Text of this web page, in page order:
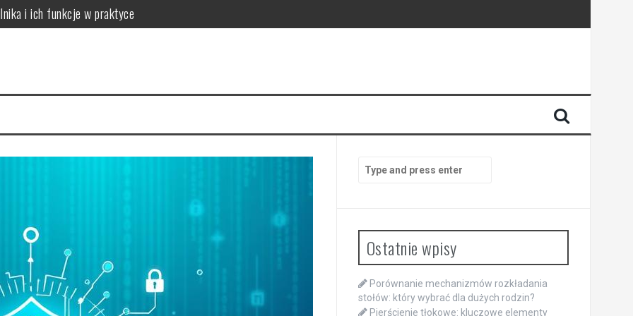
i ich funkcje w praktyce
i skuteczna rutyna anti-aging
na 4 tygodnie
cerę i jak to naprawić
for:
Ostatnie wpisy
Porównanie mechanizmów rozkładania
stołów: który wybrać dla dużych rodzin?
Pierścienie tłokowe: kluczowe elementy